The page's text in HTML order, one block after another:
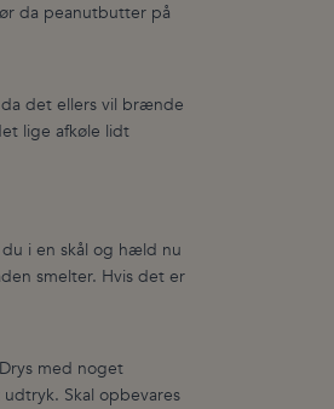
da peanutbutter på
det ellers vil brænde
lige afkøle lidt
i en skål og hæld nu
smelter. Hvis det er
med noget
Skal opbevares